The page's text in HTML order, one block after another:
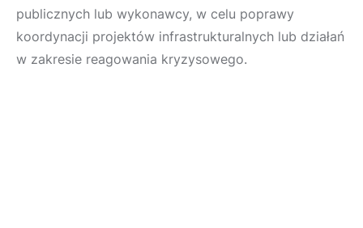
publicznych lub wykonawcy, w celu poprawy
koordynacji projektów infrastrukturalnych lub działań
w zakresie reagowania kryzysowego.